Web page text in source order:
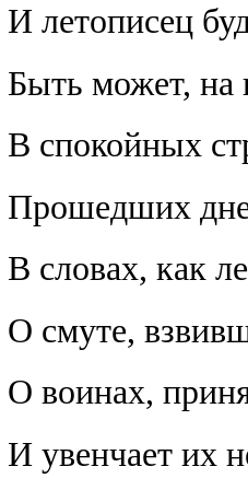
И летописец
Быть может, на
В спокойных
Прошедших
В словах, как
О смуте,
О воинах,
И увенчает их